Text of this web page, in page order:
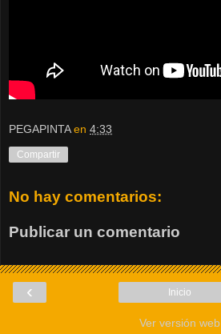
PEGAPINTA en 4:33
Compartir
No hay comentarios:
Publicar un comentario
‹ Inicio
Ver versión web